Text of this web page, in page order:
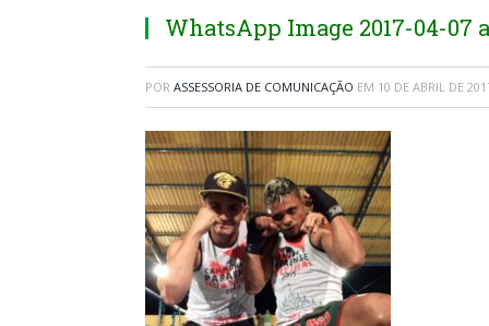
WhatsApp Image 2017-04-07 at
POR ASSESSORIA DE COMUNICAÇÃO EM 10 DE ABRIL DE